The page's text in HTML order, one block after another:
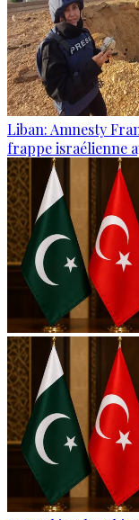
Liban: Amnesty
frappe israélienne